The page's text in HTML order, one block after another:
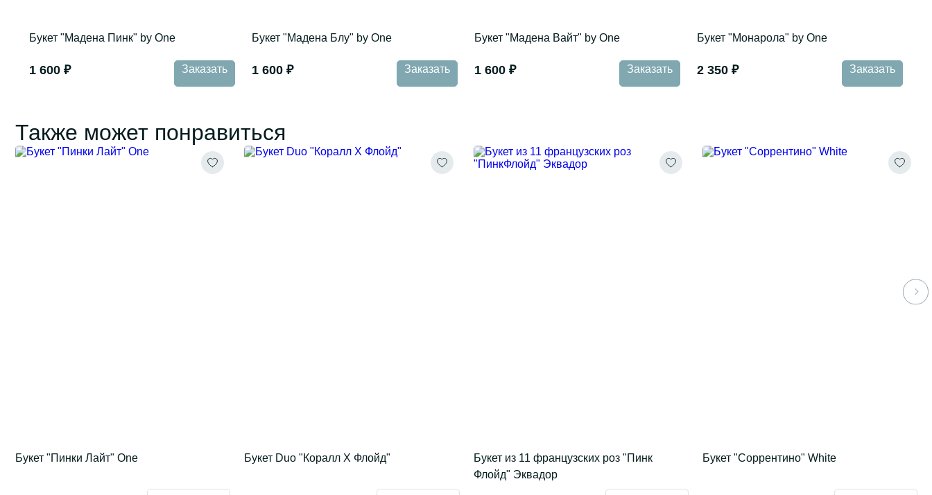
Букет "Мадена Пинк" by One
1 600 ₽ Заказать
Букет "Мадена Блу" by One
1 600 ₽ Заказать
Букет "Мадена Вайт" by One
1 600 ₽ Заказать
Букет "Монарола" by One
2 350 ₽ Заказать
Также может понравиться
Букет "Пинки Лайт" One Букет Duo "Коралл Х Флойд"
Букет из 11 французских роз "Пинк
Флойд" Эквадор
Букет "Соррентино" White